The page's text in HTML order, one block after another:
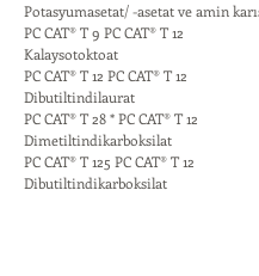
Potasyumasetat/ -asetat ve amin
PC CAT® T 9 PC CAT® T 12
Kalaysotoktoat
PC CAT® T 12 PC CAT® T 12
Dibutiltindilaurat
PC CAT® T 28 * PC CAT® T 12
Dimetiltindikarboksilat
PC CAT® T 125 PC CAT® T 12
Dibutiltindikarboksilat